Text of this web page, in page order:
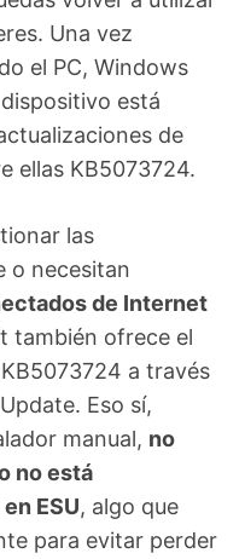
Una vez
el PC, Windows
está
de
ellas KB5073724.
las
o necesitan
de Internet
también ofrece el
a través
Eso sí,
manual, no
no está
ESU, algo que
para evitar perder